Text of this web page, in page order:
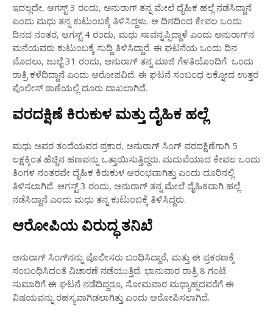
ಇದಲ್ಲದೇ, ಆಗಸ್ಟ್ 3 ರಂದು, ಅನುರಾಗ್ ತನ್ನ ಮೇಲೆ ದೈಹಿಕ ಹಲ್ಲೆ ನಡೆಸಿದ್ದಾನೆ
ಎಂದು ಮಧು ತನ್ನ ಕುಟುಂಬಕ್ಕೆ ತಿಳಿಸಿದ್ದಳು. ಆ ದಿನದಿಂದ ಕೇವಲ ಒಂದು
ದಿನದ ನಂತರ, ಆಗಸ್ಟ್ 4 ರಂದು, ಮಧು ಸಾವನ್ನಪ್ಪಿದ್ದಾಳೆ ಎಂದು ಅನುರಾಗ್‌ನ
ಮನೆಯವರು ಕುಟುಂಬಕ್ಕೆ ಸುದ್ದಿ ತಿಳಿಸಿದ್ದಾರೆ. ಈ ಘಟನೆಯ ಒಂದು ದಿನ
ಮೊದಲು, ಜುಲೈ 31 ರಂದು, ಅನುರಾಗ್ ತನ್ನ ಮಾಜಿ ಗೆಳತಿಯೊಂದಿಗೆ ಒಂದು
ರಾತ್ರಿ ಕಳೆದಿದ್ದಾನೆ ಎಂದು ಆರೋಪವಿದೆ. ಈ ಘಟನೆ ಸಂಬಂಧ ಲಕ್ನೋದ ಉತ್ತರ
ಪೊಲೀಸ್ ಠಾಣೆಯಲ್ಲಿ ದೂರು ದಾಖಲಾಗಿದೆ.
ವರದಕ್ಷಿಣೆ ಕಿರುಕುಳ ಮತ್ತು ದೈಹಿಕ ಹಲ್ಲೆ
ಮಧು ಅವರ ತಂದೆಯವರ ಪ್ರಕಾರ, ಅನುರಾಗ್ ಸಿಂಗ್ ವರದಕ್ಷಿಣೆಗಾಗಿ 5
ಲಕ್ಷಕ್ಕಿಂತ ಹೆಚ್ಚಿನ ಹಣವನ್ನು ಒತ್ತಾಯಿಸುತ್ತಿದ್ದರು. ಮದುವೆಯಾದ ಕೇವಲ ಒಂದು
ತಿಂಗಳ ನಂತರವೇ ದೈಹಿಕ ಕಿರುಕುಳ ಆರಂಭವಾಗಿತ್ತು ಎಂದು ದೂರಿನಲ್ಲಿ
ತಿಳಿಸಲಾಗಿದೆ. ಆಗಸ್ಟ್ 3 ರಂದು, ಅನುರಾಗ್ ತನ್ನ ಮೇಲೆ ದೈಹಿಕವಾಗಿ ಹಲ್ಲೆ
ನಡೆಸಿದ್ದಾನೆ ಎಂದು ಮಧು ತನ್ನ ಕುಟುಂಬಕ್ಕೆ ತಿಳಿಸಿದ್ದರು.
ಆರೋಪಿಯ ವಿರುದ್ಧ ತನಿಖೆ
ಅನುರಾಗ್ ಸಿಂಗ್‌ನನ್ನು ಪೊಲೀಸರು ಬಂಧಿಸಿದ್ದಾರೆ, ಮತ್ತು ಈ ಪ್ರಕರಣಕ್ಕೆ
ಸಂಬಂಧಿಸಿದಂತೆ ವಿಚಾರಣೆ ನಡೆಯುತ್ತಿದೆ. ಭಾನುವಾರ ರಾತ್ರಿ 8 ಗಂಟೆ
ಸುಮಾರಿಗೆ ಈ ಘಟನೆ ನಡೆದಿದ್ದರೂ, ಸೋಮವಾರ ಮಧ್ಯಾಹ್ನದವರೆಗೆ ಈ
ವಿಷಯವನ್ನು ರಹಸ್ಯವಾಗಿಡಲಾಗಿತ್ತು ಎಂದು ಆರೋಪಿಸಲಾಗಿದೆ.